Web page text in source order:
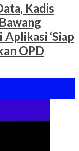
Kadis
‘Siap
OPD